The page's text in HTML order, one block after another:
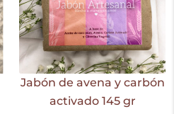
Jabón de avena y carbón
activado 145 gr